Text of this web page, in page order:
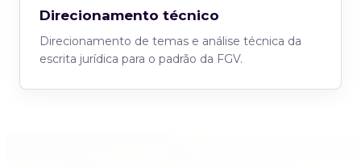
Direcionamento técnico
Direcionamento de temas e análise técnica da
escrita jurídica para o padrão da FGV.